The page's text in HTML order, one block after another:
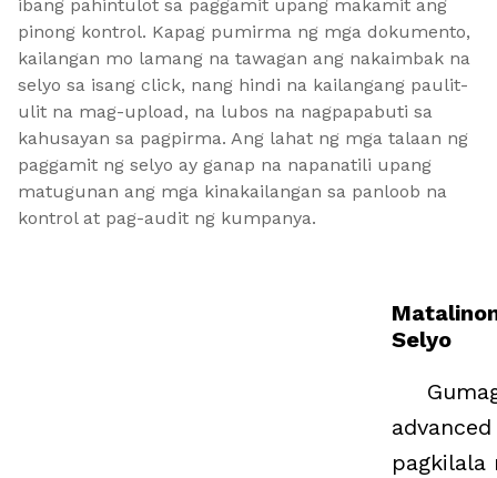
ibang pahintulot sa paggamit upang makamit ang
pinong kontrol. Kapag pumirma ng mga dokumento,
kailangan mo lamang na tawagan ang nakaimbak na
selyo sa isang click, nang hindi na kailangang paulit-
ulit na mag-upload, na lubos na nagpapabuti sa
kahusayan sa pagpirma. Ang lahat ng mga talaan ng
paggamit ng selyo ay ganap na napanatili upang
matugunan ang mga kinakailangan sa panloob na
kontrol at pag-audit ng kumpanya.
Selyo
pagkilala